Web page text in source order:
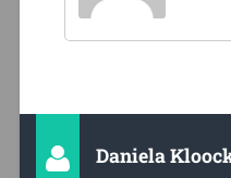
Daniela